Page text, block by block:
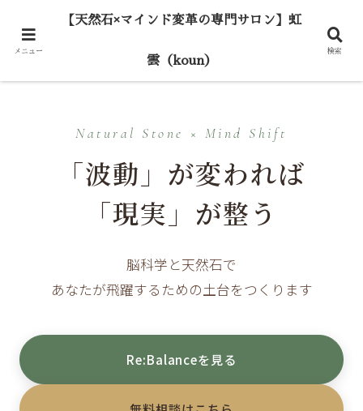
Natural Stone × Mind Shift
「波動」が変われば
「現実」が整う
脳科学と天然石で
あなたが飛躍するための土台をつくります
Re:Balanceを見る
メニュー
【天然石×マインド変革の専門サロン】虹
雲（koun）
検索